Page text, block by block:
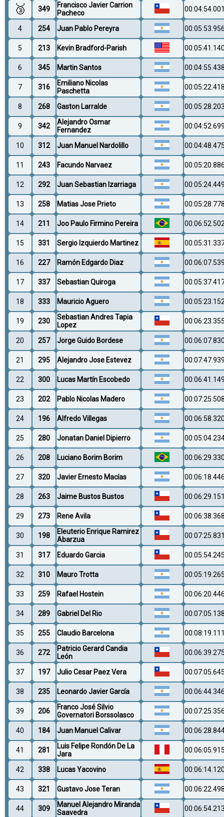
🥉 349
Francisco Javier Carrion
Pacheco
4 254 Juan Pablo Pereyra
5 213 Kevin Bradford-Parish
6 345 Martin Santos
7 316
Emiliano Nicolas
Paschetta
8 268 Gaston Larralde
9 342
Alejandro Osmar
Fernandez
10 312 Juan Manuel Nardolillo
11 243 Facundo Narvaez
12 292 Juan Sebastian Izarriaga
13 258 Matias Jose Prieto
14 211 Joo Paulo Firmino Pereira
15 331 Sergio Izquierdo Martinez
16 227 Ramón Edgardo Diaz
17 337 Sebastian Quiroga
18 333 Mauricio Aguero
19 230
Sebastian Andres Tapia
Lopez
20 257 Jorge Guido Bordese
21 295 Alejandro Jose Estevez
22 300 Lucas Martín Escobedo
23 202 Pablo Nicolas Madero
24 196 Alfredo Villegas
25 280 Jonatan Daniel Dipierro
26 208 Luciano Borim Borim
27 320 Javier Ernesto Macías
28 263 Jaime Bustos Bustos
29 273 Rene Avila
30 198
Eleuterio Enrique Ramirez
Abarzua
31 317 Eduardo Garcia
32 310 Mauro Trotta
33 259 Rafael Hostein
34 289 Gabriel Del Rio
35 255 Claudio Barcelona
36 272
Patricio Gerard Candia
León
37 197 Julio Cesar Paez Vera
38 235 Leonardo Javier García
39 206
Franco José Silvio
Governatori Borssolasco
40 184 Juan Manuel Calivar
41 281
Luis Felipe Rondón De La
Jara
42 338 Lucas Yacovino
43 321 Gustavo Jose Teran
44 309
Manuel Alejandro Miranda
Saavedra